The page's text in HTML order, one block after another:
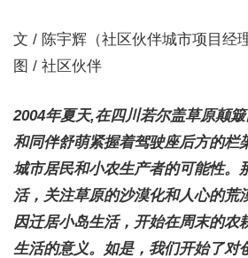
文 / 陈宇辉（社区伙伴城市项目经
图 / 社区伙伴
2004年夏天,在四川若尔盖草原颠
和同伴舒萌紧握着驾驶座后方的栏
城市居民和小农生产者的可能性。
活，关注草原的沙漠化和人心的荒
因迁居小岛生活，开始在周末的农
生活的意义。如是，我们开始了对